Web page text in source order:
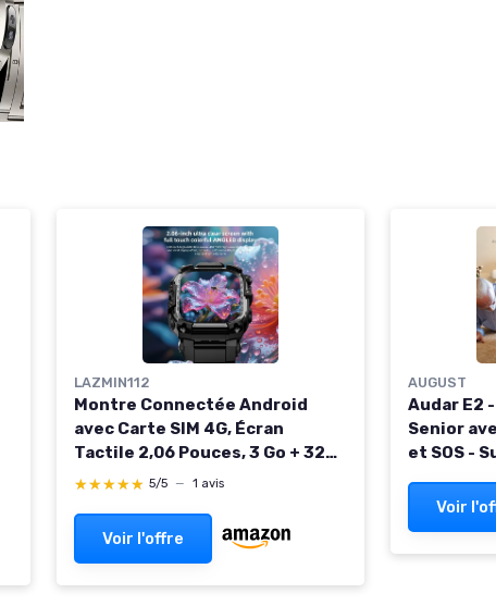
LAZMIN112
Montre Connectée Android
avec Carte SIM 4G, Écran
Tactile 2,06 Pouces, 3 Go + 32
Go, WiFi, GPS, Bluetooth, NFC,
Et Santé, Call, SMS, Photo
(Black)
★★★★★
★★★★★ 5/5 — 1 avis
Voir l'offre
AUGUST
Audar E2
Senior
et SOS -
Rapports
Voir